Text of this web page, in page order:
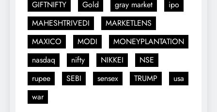
GIFTNIFTY
Gold gray market
ipo
MAHESHTRIVEDI
MARKETLENS
MAXICO
MODI
MONEYPLANTATION
nasdaq
nifty NIKKEI
NSE
rupee
SEBI sensex TRUMP
usa
war